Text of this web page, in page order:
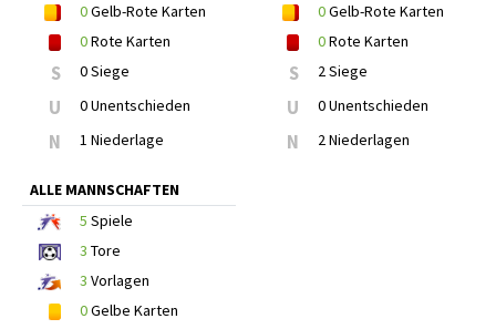
0Gelb-Rote Karten
0Rote Karten
S 0 Siege
U 0 Unentschieden
N 1 Niederlage
0Gelb-Rote Karten
0Rote Karten
S 2 Siege
U 0 Unentschieden
N 2 Niederlagen
ALLE MANNSCHAFTEN
5 Spiele
3 Tore
3 Vorlagen
0Gelbe Karten